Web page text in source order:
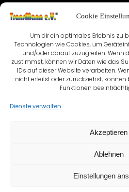
Cookie
Um dir ein optimales Erlebnis zu
Technologien wie Cookies, um
und/oder darauf zuzugreifen. Wenn
zustimmst, können wir Daten wie das
IDs auf dieser Website verarbeiten.
nicht erteilst oder zurückziehst,
Funktionen
Dienste verwalten
Akzeptieren
Ablehnen
Einstellungen
IMPRESSUM
VEREINSSATZUNG
COOKIE-